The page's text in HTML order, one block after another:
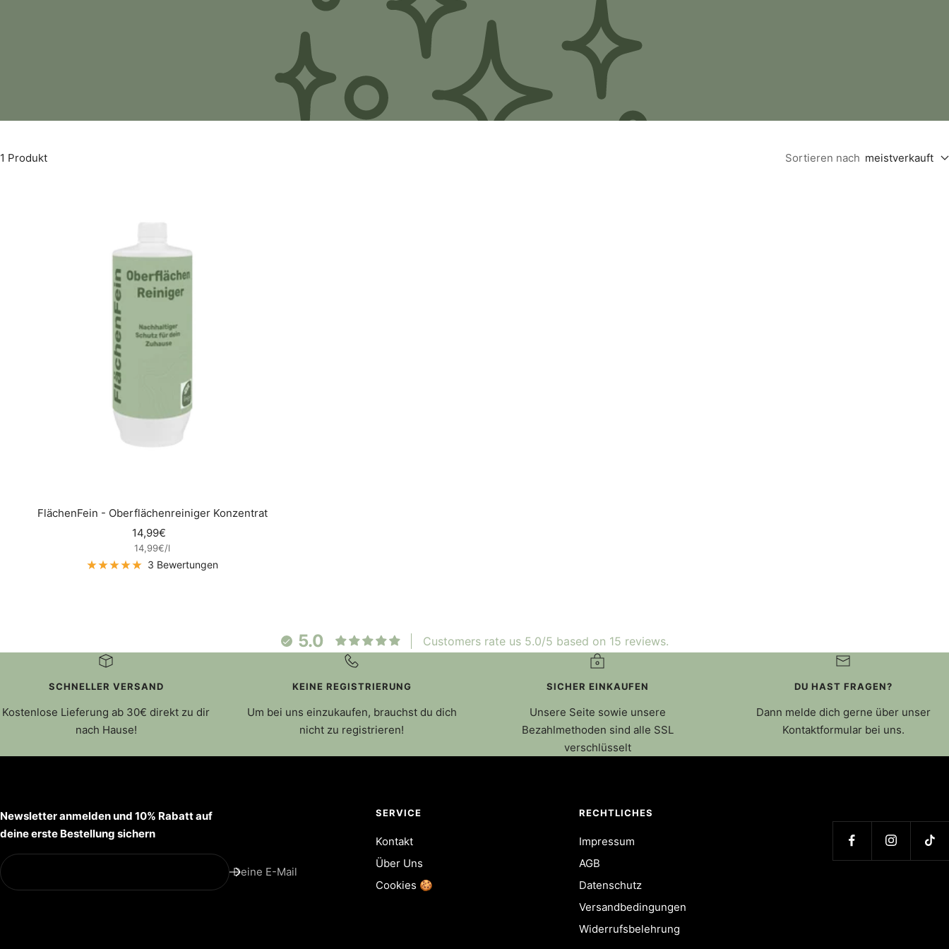
1 Produkt Sortieren nach meistverkauft
FlächenFein - Oberflächenreiniger Konzentrat
Angebotspreis
14,99€
14,99€/l
3 Bewertungen
5.0 Customers rate us 5.0/5 based on 15 reviews.
SCHNELLER VERSAND
Kostenlose Lieferung ab 30€ direkt zu dir
nach Hause!
KEINE REGISTRIERUNG
Um bei uns einzukaufen, brauchst du dich
nicht zu registrieren!
SICHER EINKAUFEN
Unsere Seite sowie unsere
Bezahlmethoden sind alle SSL
verschlüsselt
DU HAST FRAGEN?
Dann melde dich gerne über unser
Kontaktformular bei uns.
Newsletter anmelden und 10% Rabatt auf
deine erste Bestellung sichern
Deine E-Mail
SERVICE
Kontakt
Über Uns
Cookies 🍪
RECHTLICHES
Impressum
AGB
Datenschutz
Versandbedingungen
Widerrufsbelehrung